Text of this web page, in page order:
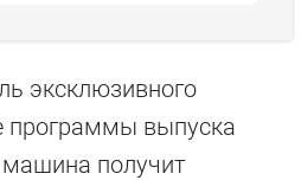
эксклюзивного
программы выпуска
машина получит